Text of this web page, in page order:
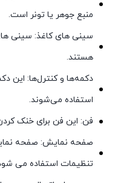
منبع جوهر یا تونر است.
سینی های کاغذ: سینی
هستند.
دکمه‌ها و کنترل‌ها: این
استفاده می‌شوند.
فن: این فن برای خنک
صفحه نمایش: صفحه
تنظیمات استفاده می